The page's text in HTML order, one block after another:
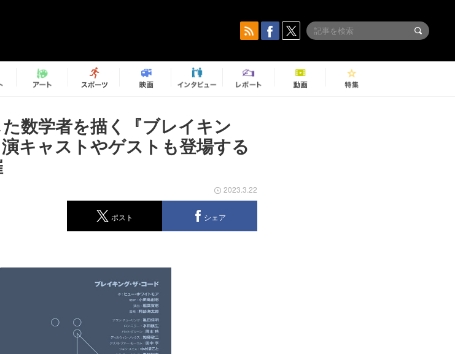
数学者を描く『ブレイキン
キャストやゲストも登場する
2023.3.22
ポスト シェア